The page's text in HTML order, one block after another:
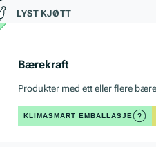
LYST KJØTT
Bærekraft
Produkter med ett eller flere
KLIMASMART EMBALLASJE